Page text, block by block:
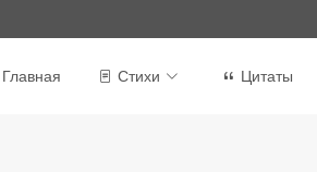
Главная Стихи Цитаты